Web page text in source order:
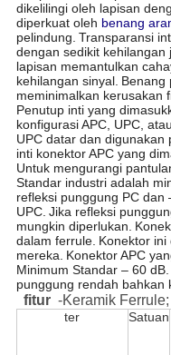
dikelilingi oleh lapisan
diperkuat oleh benang
pelindung. Transparansi
dengan sedikit kehilangan
lapisan memantulkan
kehilangan sinyal. Benang
meminimalkan kerusakan
Penutup inti yang
konfigurasi APC, UPC,
UPC datar dan digunakan
inti konektor APC yang
Untuk mengurangi
Standar industri adalah
refleksi punggung PC
UPC. Jika refleksi
mungkin diperlukan.
dalam ferrule. Konektor ini
mereka. Konektor APC
Minimum Standar – 60 dB.
punggung rendah bahkan
fitur -Keramik Ferrule;
ter Satuan